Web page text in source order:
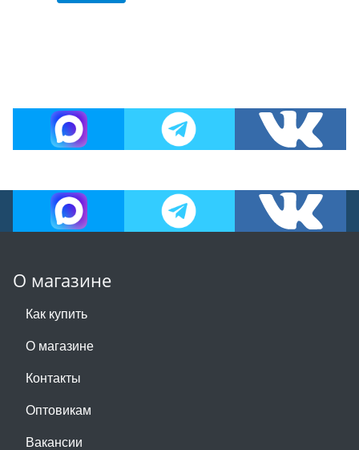
О магазине
Как купить
О магазине
Контакты
Оптовикам
Вакансии